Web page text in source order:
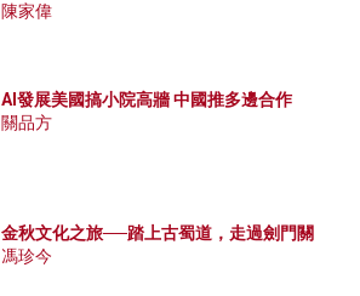
陳家偉
AI發展美國搞小院高牆 中國推多邊合作
關品方
金秋文化之旅──踏上古蜀道，走過劍門關
馮珍今